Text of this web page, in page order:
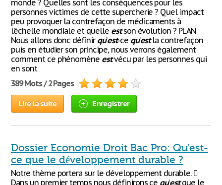
monde ? Quelles sont les conséquences pour les
personnes victimes de cette supercherie ? Quel impact
peu provoquer la contrefaçon de médicaments à
l’échelle mondiale et quelle estson évolution ? PLAN
Nous allons donc définir qu’est-ce qu’estla contrefaçon
puis en étudier son principe, nous verrons également
comment ce phénomène estvécu par les personnes qui
en sont
389 Mots / 2 Pages
Lire la suite Enregistrer
Dossier Economie Droit Bac Pro: Qu’est-
ce que le développement durable ?
Notre thème portera sur le développement durable. 
Dans un premier temps nous définirons ce qu’estque le